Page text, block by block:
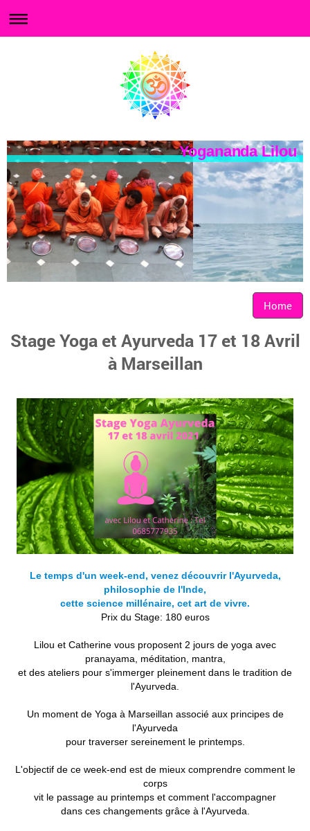
Yogananda Lilou
Home
Stage Yoga et Ayurveda 17 et 18 Avril
à Marseillan
Le temps d'un week-end, venez découvrir l'Ayurveda,
philosophie de l'Inde,
cette science millénaire, cet art de vivre.
Prix du Stage: 180 euros
Lilou et Catherine vous proposent 2 jours de yoga avec
pranayama, méditation, mantra,
et des ateliers pour s'immerger pleinement dans le tradition de
l'Ayurveda.
Un moment de Yoga à Marseillan associé aux principes de
l'Ayurveda
pour traverser sereinement le printemps.
L'objectif de ce week-end est de mieux comprendre comment le
corps
vit le passage au printemps et comment l'accompagner
dans ces changements grâce à l'Ayurveda.